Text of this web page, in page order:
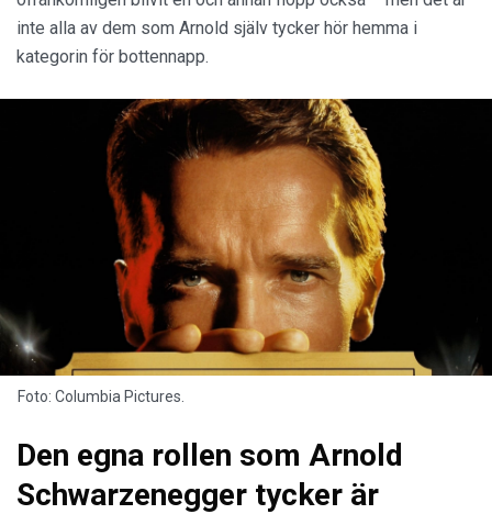
inte alla av dem som Arnold själv tycker hör hemma i
kategorin för bottennapp.
Foto: Columbia Pictures.
Den egna rollen som Arnold
Schwarzenegger tycker är